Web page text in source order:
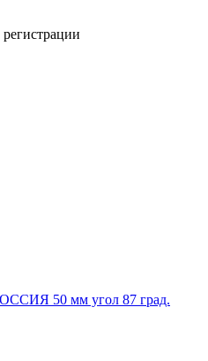
50 мм угол 87 град.